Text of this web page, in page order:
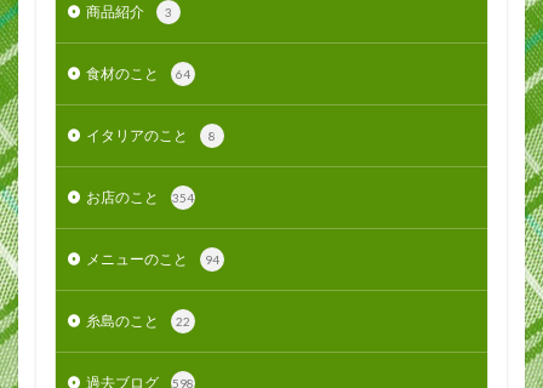
商品紹介 3
食材のこと 64
イタリアのこと 8
お店のこと 354
メニューのこと 94
糸島のこと 22
過去ブログ 598